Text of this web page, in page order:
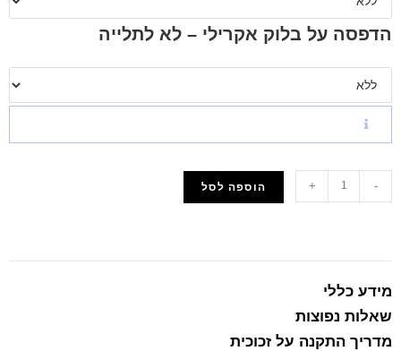
הדפסה על בלוק אקרילי – לא לתלייה
-
+ הוספה לסל
מידע כללי
שאלות נפוצות
מדריך התקנה על זכוכית